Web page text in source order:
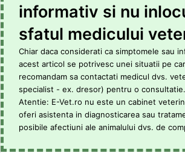
informativ si nu
sfatul medicului
Chiar daca considerati ca simptomele sau
acest articol se potrivesc unei situatii pe
recomandam sa contactati medicul dvs.
specialist - ex. dresor) pentru o consultatie.
Atentie: E-Vet.ro nu este un cabinet
oferi asistenta in diagnosticarea sau
posibile afectiuni ale animalului dvs. de